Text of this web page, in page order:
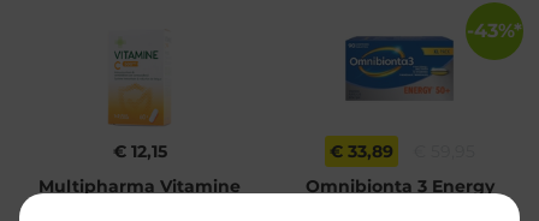
€ 12,15
Multipharma Vitamine
-43%*
€ 33,89
Omnibionta 3 Energy